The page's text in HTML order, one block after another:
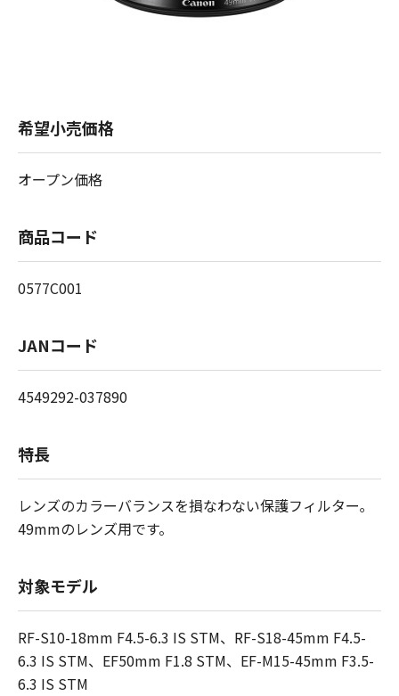
希望小売価格
オープン価格
商品コード
0577C001
JANコード
4549292-037890
特長
レンズのカラーバランスを損なわない保護フィルター｡
49mmのレンズ用です。
対象モデル
RF-S10-18mm F4.5-6.3 IS STM、RF-S18-45mm F4.5-
6.3 IS STM、EF50mm F1.8 STM、EF-M15-45mm F3.5-
6.3 IS STM